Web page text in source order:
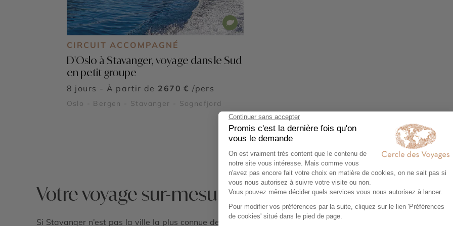
CIRCUIT ACCOMPAGNÉ
D'Oslo à Stavanger, voyage dans le Sud
en petit groupe
8 jours - À partir de 2670 € /pers
Oslo - Bergen - Stavanger - Sognefjord
Voir tous nos voyages Norvège
Votre voyage sur-mesure à Stavanger
Si Stavanger n’est pas la ville la plus connue de Norvège, son nom n’est pas étranger à tous les amateurs